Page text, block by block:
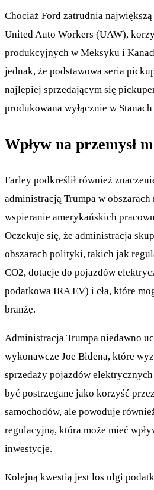
Chociaż Ford zatrudnia
United Auto Workers (UAW),
produkcyjnych w Meksyku i
jednak, że podstawowa seria
najlepiej sprzedającym się
produkowana wyłącznie w
Wpływ na przemysł
Farley podkreślił również
administracją Trumpa w obszarach
wspieranie amerykańskich
Oczekuje się, że administracja
obszarach polityki, takich jak
CO2, dotacje do pojazdów
podatkowa IRA EV) i cła, które
branżę.
Administracja Trumpa niedawno
wykonawcze Joe Bidena, które
sprzedaży pojazdów
być postrzegane jako korzyść
samochodów, ale powoduje
regulacyjną, która może mieć
inwestycje.
Kolejną kwestią jest los ulgi